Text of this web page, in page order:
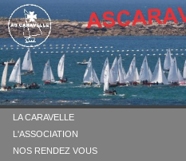
LA CARAVELLE
L'ASSOCIATION
NOS RENDEZ VOUS